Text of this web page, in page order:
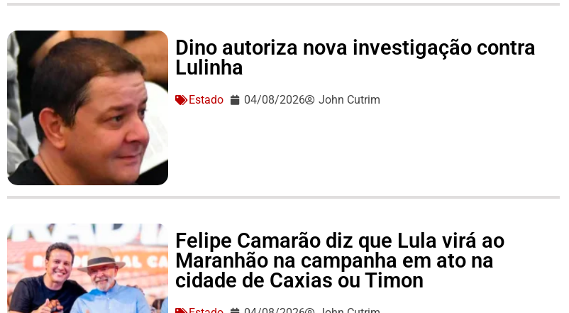
Dino autoriza nova investigação contra
Lulinha
Estado 04/08/2026 John Cutrim
Felipe Camarão diz que Lula virá ao
Maranhão na campanha em ato na
cidade de Caxias ou Timon